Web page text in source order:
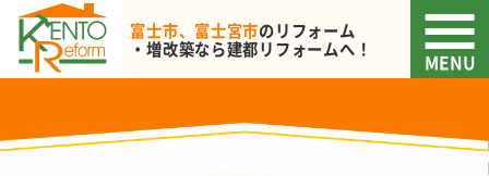
富士市、富士宮市のリフォーム
・増改築なら建都リフォームへ！
MENU